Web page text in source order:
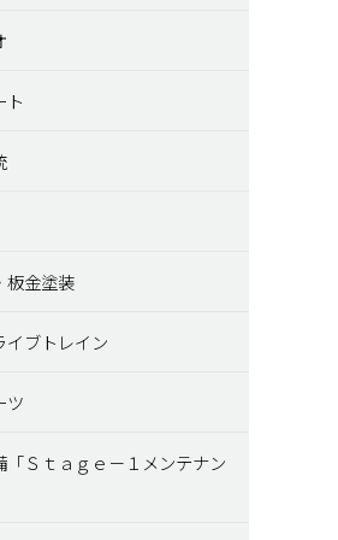
ト
板金塗装
イブトレイン
ツ
「Ｓｔａｇｅ－１メンテナン